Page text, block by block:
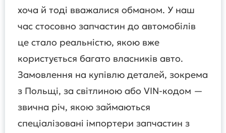
хоча й тоді вважалися обманом. У наш
час стосовно запчастин до автомобілів
це стало реальністю, якою вже
користується багато власників авто.
Замовлення на купівлю деталей, зокрема
з Польщі, за світлиною або VIN-кодом —
звична річ, якою займаються
спеціалізовані імпортери запчастин з